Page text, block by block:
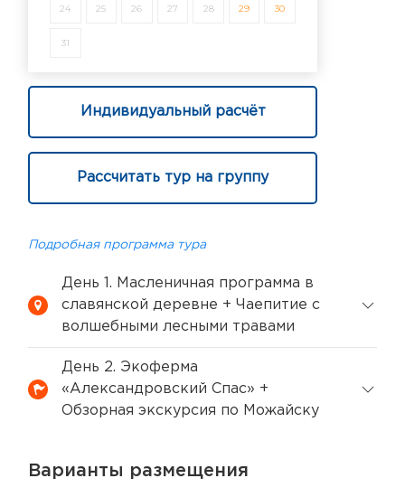
24 25 26 27 28 29 30
31
Индивидуальный расчёт
Рассчитать тур на группу
Подробная программа тура
День 1. Масленичная программа в
славянской деревне + Чаепитие с
волшебными лесными травами
День 2. Экоферма
«Александровский Спас» +
Обзорная экскурсия по Можайску
Варианты размещения